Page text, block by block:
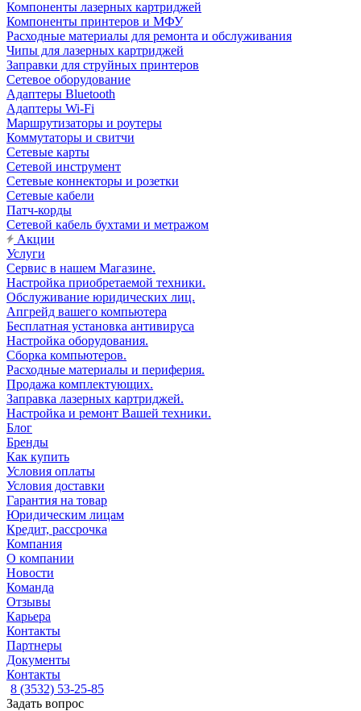
Компоненты лазерных картриджей
Компоненты принтеров и МФУ
Расходные материалы для ремонта и обслуживания
Чипы для лазерных картриджей
Заправки для струйных принтеров
Сетевое оборудование
Адаптеры Bluetooth
Адаптеры Wi-Fi
Маршрутизаторы и роутеры
Коммутаторы и свитчи
Сетевые карты
Сетевой инструмент
Сетевые коннекторы и розетки
Сетевые кабели
Патч-корды
Сетевой кабель бухтами и метражом
Акции
Услуги
Сервис в нашем Магазине.
Настройка приобретаемой техники.
Обслуживание юридических лиц.
Апгрейд вашего компьютера
Бесплатная установка антивируса
Настройка оборудования.
Сборка компьютеров.
Расходные материалы и периферия.
Продажа комплектующих.
Заправка лазерных картриджей.
Настройка и ремонт Вашей техники.
Блог
Бренды
Как купить
Условия оплаты
Условия доставки
Гарантия на товар
Юридическим лицам
Кредит, рассрочка
Компания
О компании
Новости
Команда
Отзывы
Карьера
Контакты
Партнеры
Документы
Контакты
8 (3532) 53-25-85
Задать вопрос